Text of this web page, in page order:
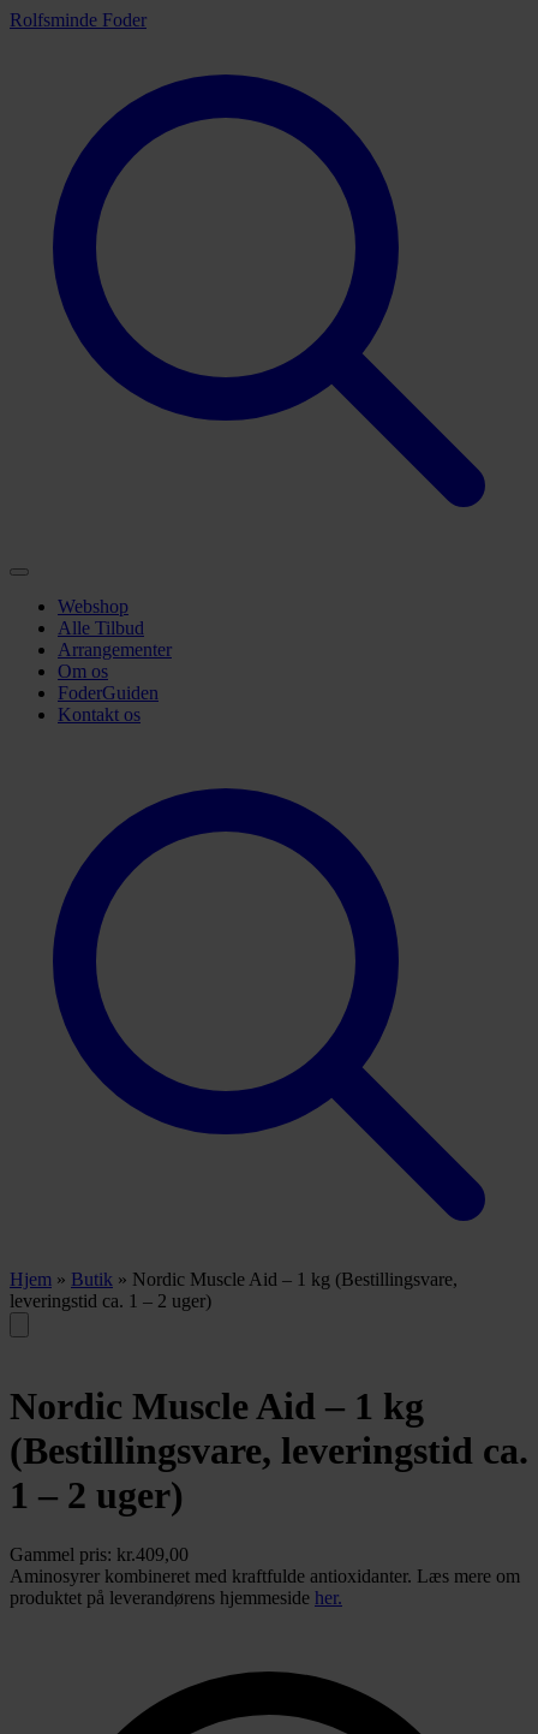
Rolfsminde Foder
Webshop
Alle Tilbud
Arrangementer
Om os
FoderGuiden
Kontakt os
Hjem » Butik » Nordic Muscle Aid – 1 kg (Bestillingsvare,
leveringstid ca. 1 – 2 uger)
Nordic Muscle Aid – 1 kg
(Bestillingsvare, leveringstid ca.
1 – 2 uger)
Gammel pris: kr.409,00
Aminosyrer kombineret med kraftfulde antioxidanter. Læs mere om
produktet på leverandørens hjemmeside her.